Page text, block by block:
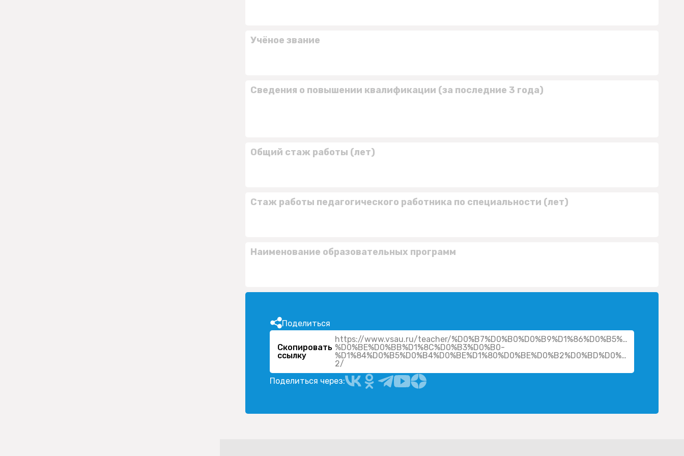
Учёное звание
Сведения о повышении квалификации (за последние 3 года)
Общий стаж работы (лет)
Стаж работы педагогического работника по специальности (лет)
Наименование образовательных программ
Поделиться
Скопировать
ссылку
https://www.vsau.ru/teacher/
%D0%BE%D0%BB%D1%8C%D0%B3%D0%B0-
%D1%84%D0%B5%D0%B4%D0%BE%D1%80%D0%BE%D0%B2%D0%BD%D0%B0-
2/
Поделиться через: